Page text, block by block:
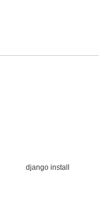
django install